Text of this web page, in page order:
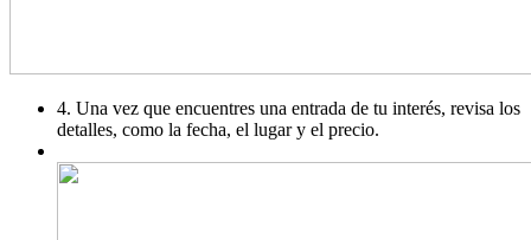
4. Una vez que encuentres una entrada de tu interés, revisa los
detalles, como la fecha, el lugar y el precio.